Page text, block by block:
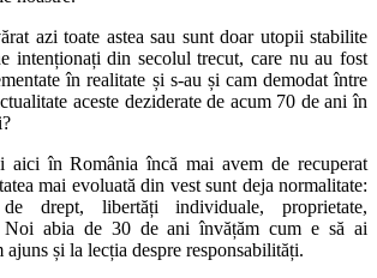
azi toate astea sau sunt doar utopii stabilite
intenționați din secolul trecut, care nu au fost
în realitate și s-au și cam demodat între
aceste deziderate de acum 70 de ani în
aici în România încă mai avem de recuperat
mai evoluată din vest sunt deja normalitate:
de drept, libertăți individuale, proprietate,
Noi abia de 30 de ani învățăm cum e să ai
și la lecția despre responsabilități.